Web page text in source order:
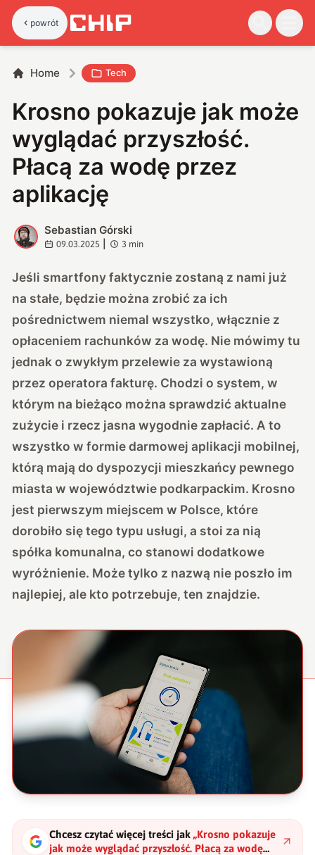
powrót
Home Tech
Krosno pokazuje jak może
wyglądać przyszłość.
Płacą za wodę przez
aplikację
S
Sebastian Górski
09.03.2025 3 min
Jeśli smartfony faktycznie zostaną z nami już
na stałe, będzie można zrobić za ich
pośrednictwem niemal wszystko, włącznie z
opłaceniem rachunków za wodę. Nie mówimy tu
jednak o zwykłym przelewie za wystawioną
przez operatora fakturę. Chodzi o system, w
którym na bieżąco można sprawdzić aktualne
zużycie i rzecz jasna wygodnie zapłacić. A to
wszystko w formie darmowej aplikacji mobilnej,
którą mają do dyspozycji mieszkańcy pewnego
miasta w województwie podkarpackim. Krosno
jest pierwszym miejscem w Polsce, które
dorobiło się tego typu usługi, a stoi za nią
spółka komunalna, co stanowi dodatkowe
wyróżnienie. Może tylko z nazwą nie poszło im
najlepiej, ale kto potrzebuje, ten znajdzie.
Chcesz czytać więcej treści jak „Krosno pokazuje
jak może wyglądać przyszłość. Płacą za wodę